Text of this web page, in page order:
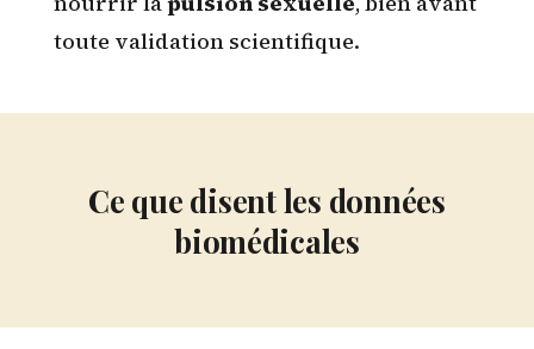
toute validation scientifique.
Ce que disent les données
biomédicales